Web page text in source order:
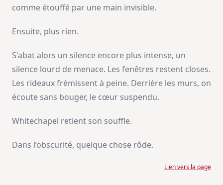
comme étouffé par une main invisible.
Ensuite, plus rien.
S'abat alors un silence encore plus intense, un
silence lourd de menace. Les fenêtres restent closes.
Les rideaux frémissent à peine. Derrière les murs, on
écoute sans bouger, le cœur suspendu.
Whitechapel retient son souffle.
Dans l’obscurité, quelque chose rôde.
Lien vers la page